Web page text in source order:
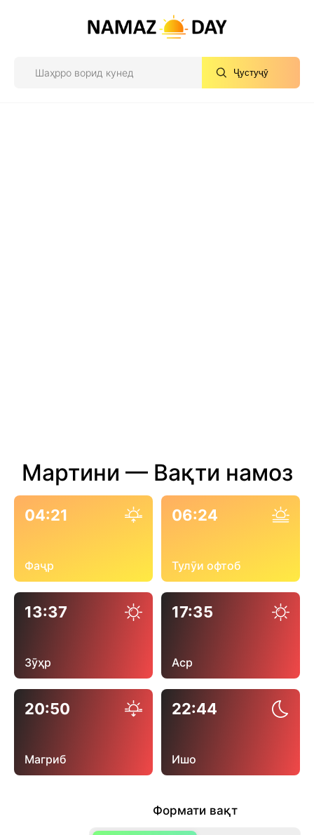
Ҷустуҷӯ
Мартини — Вақти намоз
04:21
Фаҷр
06:24
Тулӯи офтоб
13:37
Зӯҳр
17:35
Аср
20:50
Магриб
22:44
Ишо
Формати вақт